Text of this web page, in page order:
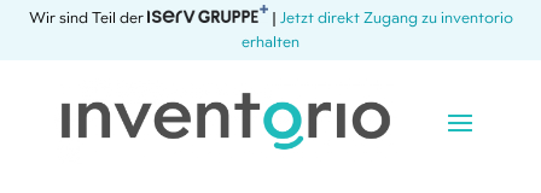
Wir sind Teil der | Jetzt direkt Zugang zu inventorio
erhalten